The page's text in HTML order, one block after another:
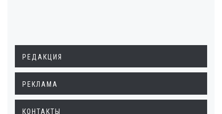
РЕДАКЦИЯ
РЕКЛАМА
КОНТАКТЫ